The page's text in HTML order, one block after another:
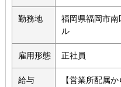
勤務地
福岡県福岡市
ル
雇用形態 正社員
給与
【営業所配属